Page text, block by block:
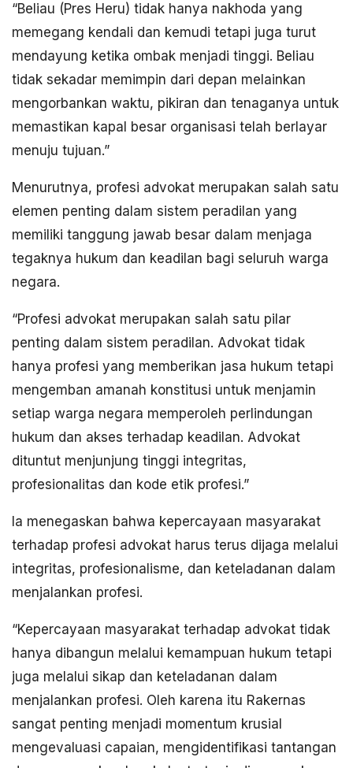
“Beliau (Pres Heru) tidak hanya nakhoda yang
memegang kendali dan kemudi tetapi juga turut
mendayung ketika ombak menjadi tinggi. Beliau
tidak sekadar memimpin dari depan melainkan
mengorbankan waktu, pikiran dan tenaganya untuk
memastikan kapal besar organisasi telah berlayar
menuju tujuan.”
Menurutnya, profesi advokat merupakan salah satu
elemen penting dalam sistem peradilan yang
memiliki tanggung jawab besar dalam menjaga
tegaknya hukum dan keadilan bagi seluruh warga
negara.
“Profesi advokat merupakan salah satu pilar
penting dalam sistem peradilan. Advokat tidak
hanya profesi yang memberikan jasa hukum tetapi
mengemban amanah konstitusi untuk menjamin
setiap warga negara memperoleh perlindungan
hukum dan akses terhadap keadilan. Advokat
dituntut menjunjung tinggi integritas,
profesionalitas dan kode etik profesi.”
Ia menegaskan bahwa kepercayaan masyarakat
terhadap profesi advokat harus terus dijaga melalui
integritas, profesionalisme, dan keteladanan dalam
menjalankan profesi.
“Kepercayaan masyarakat terhadap advokat tidak
hanya dibangun melalui kemampuan hukum tetapi
juga melalui sikap dan keteladanan dalam
menjalankan profesi. Oleh karena itu Rakernas
sangat penting menjadi momentum krusial
mengevaluasi capaian, mengidentifikasi tantangan